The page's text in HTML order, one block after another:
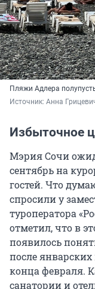
Пляжи Адлера
Источник: Анна
Избыточное
Мэрия Сочи
сентябрь на
гостей. Что
спросили у
туроператора
отметил, что в
появилось
после
конца февраля.
санатории и